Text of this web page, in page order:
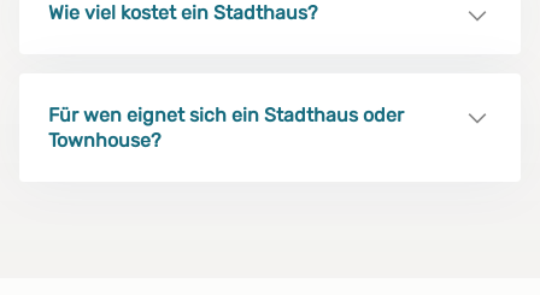
Wie viel kostet ein Stadthaus?
Für wen eignet sich ein Stadthaus oder
Townhouse?